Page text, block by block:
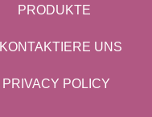
PRODUKTE
KONTAKTIERE UNS
PRIVACY POLICY